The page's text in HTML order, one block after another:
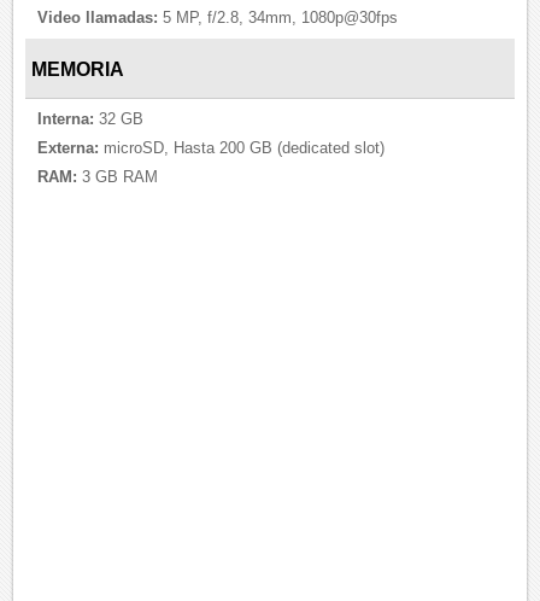
Video llamadas: 5 MP, f/2.8, 34mm, 1080p@30fps
MEMORIA
Interna: 32 GB
Externa: microSD, Hasta 200 GB (dedicated slot)
RAM: 3 GB RAM